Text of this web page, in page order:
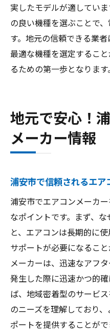
実したモデルが適してい
の良い機種を選ぶことで
す。地元の信頼できる業
最適な機種を選定するこ
るための第一歩となります。
地元で安心！
メーカー情報
浦安市で信頼されるエア
浦安市でエアコンメーカ
なポイントです。まず、
と、エアコンは長期的に
サポートが必要になるこ
メーカーは、迅速なアフ
発生した際に迅速かつ的
ば、地域密着型のサービ
のニーズを理解しており
ポートを提供することが